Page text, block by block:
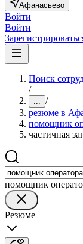
Афанасьево
Войти
Войти
Поиск
/
... /
резюме в
помощник
частичная
помощник
Резюме